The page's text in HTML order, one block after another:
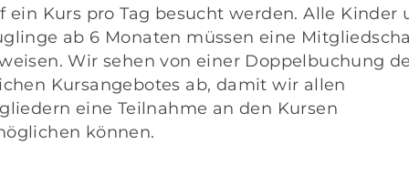
ein Kurs pro Tag besucht werden. Alle Kinder
ab 6 Monaten müssen eine
Wir sehen von einer Doppelbuchung
Kursangebotes ab, damit wir allen
eine Teilnahme an den Kursen
können.